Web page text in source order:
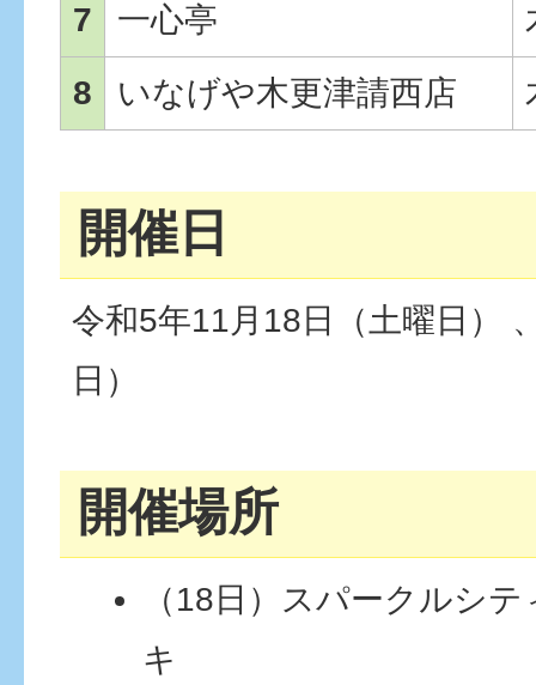
7 一心亭
8
いなげや木更津請西店
開催日
令和5年11月18日（土曜日）
日）
開催場所
（18日）スパークルシ
キ